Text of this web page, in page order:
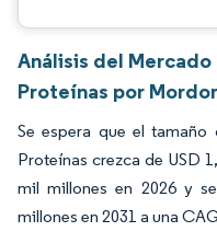
Análisis del
Proteínas por
Se espera que el
Proteínas crezca de USD
mil millones en 2026 y
millones en 2031 a una